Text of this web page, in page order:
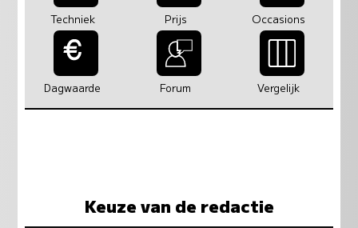
Techniek Prijs Occasions
Dagwaarde Forum Vergelijk
Keuze van de redactie